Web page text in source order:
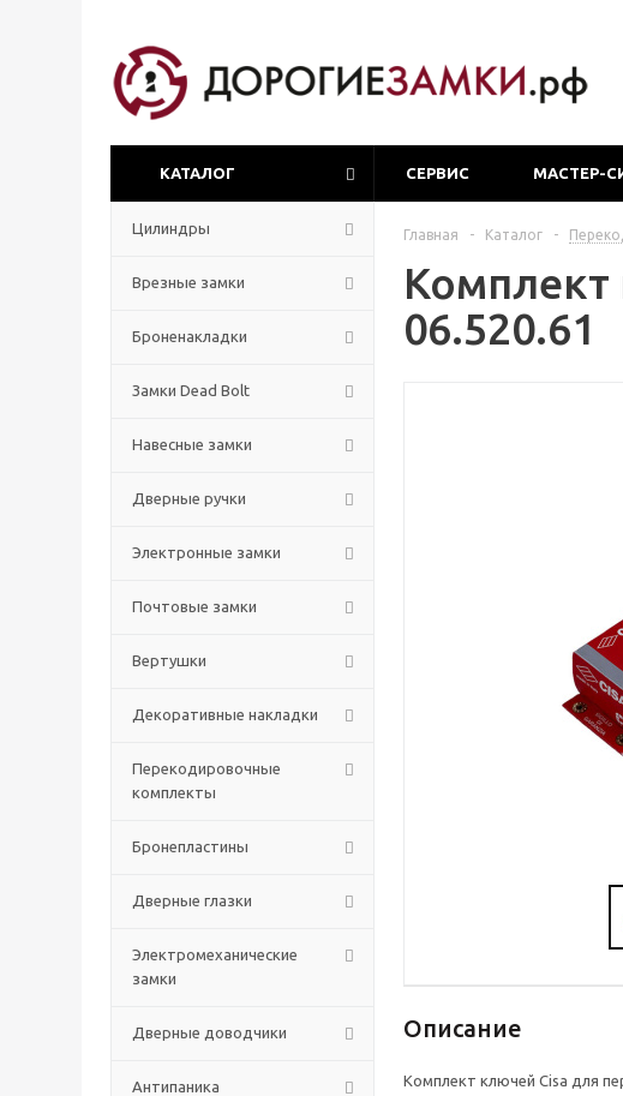
КАТАЛОГ СЕРВИС МАСТЕР-
Цилиндры
Врезные замки
Броненакладки
Замки Dead Bolt
Навесные замки
Дверные ручки
Электронные замки
Почтовые замки
Вертушки
Декоративные накладки
Перекодировочные
комплекты
Бронепластины
Дверные глазки
Электромеханические
замки
Дверные доводчики
Антипаника
Главная - Каталог -
Комплект
06.520.61
Описание
Комплект ключей Cisa для